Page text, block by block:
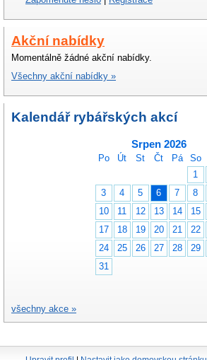
Akční nabídky
Momentálně žádné akční nabídky.
Všechny akční nabídky »
Kalendář rybářských akcí
Srpen 2026
Po Út St Čt Pá So
1
3
4 5 6 7 8
10
11 12 13 14 15
17
18 19 20 21 22
24
25 26 27 28 29
31
všechny akce »